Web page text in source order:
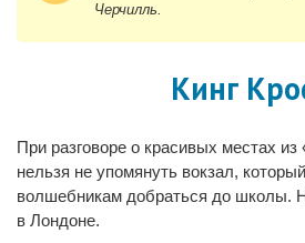
Черчилль.
Кинг
При разговоре о красивых местах из
нельзя не упомянуть вокзал,
волшебникам добраться до школы.
в Лондоне.